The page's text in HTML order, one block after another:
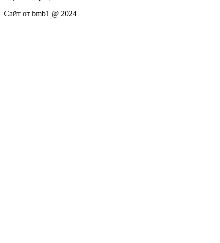
Сайт от bmb1 @ 2024